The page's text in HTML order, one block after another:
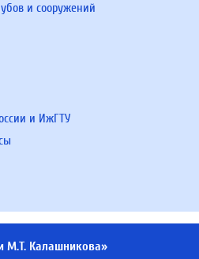
и сооружений
и ИжГТУ
Калашникова»